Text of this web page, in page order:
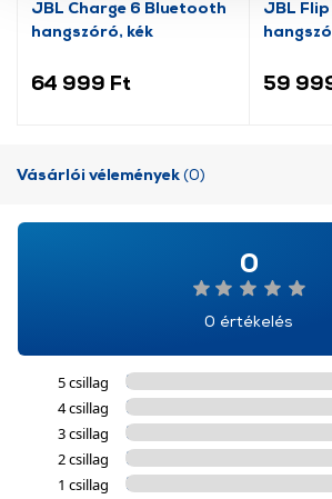
használatával Ön elfogadja a cookie-k
JBL Charge 6 Bluetooth
hangszóró, kék
64 999 Ft
JBL
59
Vásárlói vélemények(0)
0
0 értékelés
5 csillag
4 csillag
3 csillag
2 csillag
1 csillag